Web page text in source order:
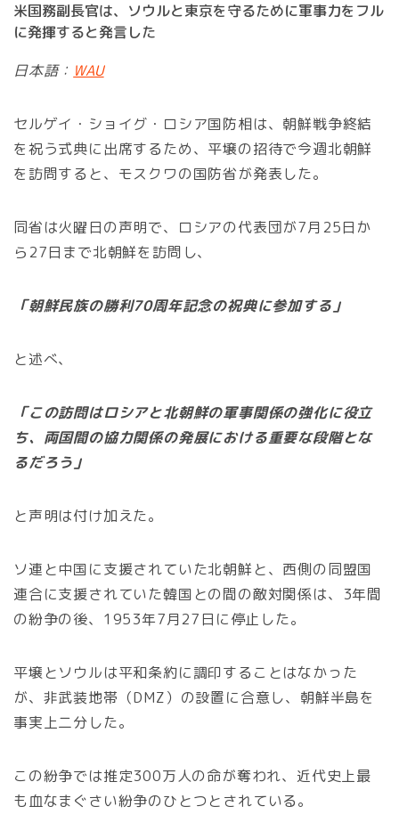
米国務副長官は、ソウルと東京を守るために軍事力をフル
に発揮すると発言した
日本語： WAU
セルゲイ・ショイグ・ロシア国防相は、朝鮮戦争終結
を祝う式典に出席するため、平壌の招待で今週北朝鮮
を訪問すると、モスクワの国防省が発表した。
同省は火曜日の声明で、ロシアの代表団が7月25日か
ら27日まで北朝鮮を訪問し、
「朝鮮民族の勝利70周年記念の祝典に参加する」
と述べ、
「この訪問はロシアと北朝鮮の軍事関係の強化に役立
ち、両国間の協力関係の発展における重要な段階とな
るだろう」
と声明は付け加えた。
ソ連と中国に支援されていた北朝鮮と、西側の同盟国
連合に支援されていた韓国との間の敵対関係は、3年間
の紛争の後、1953年7月27日に停止した。
平壌とソウルは平和条約に調印することはなかった
が、非武装地帯（DMZ）の設置に合意し、朝鮮半島を
事実上二分した。
この紛争では推定300万人の命が奪われ、近代史上最
も血なまぐさい紛争のひとつとされている。